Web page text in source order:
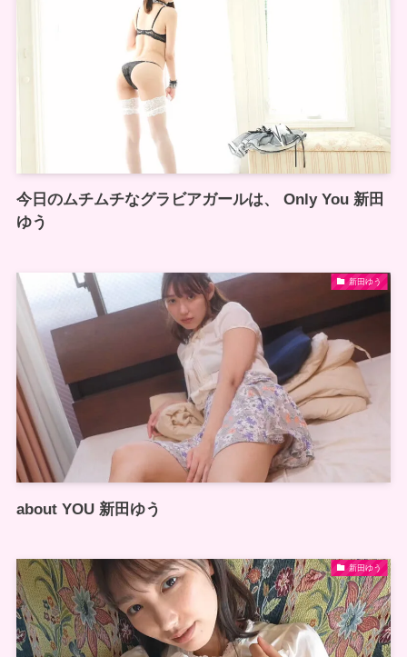
今日のムチムチなグラビアガールは、 Only You 新田
ゆう
新田ゆう
about YOU 新田ゆう
新田ゆう